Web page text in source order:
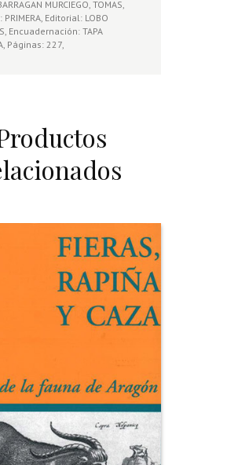
MURCIEGO, TOMAS,
PRIMERA, Editorial: LOBO
Encuadernación: TAPA
Páginas: 227,